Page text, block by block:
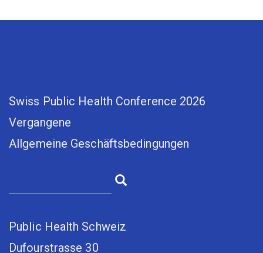
Swiss Public Health Conference 2026
Vergangene
Allgemeine Geschäftsbedingungen
Public Health Schweiz
Dufourstrasse 30